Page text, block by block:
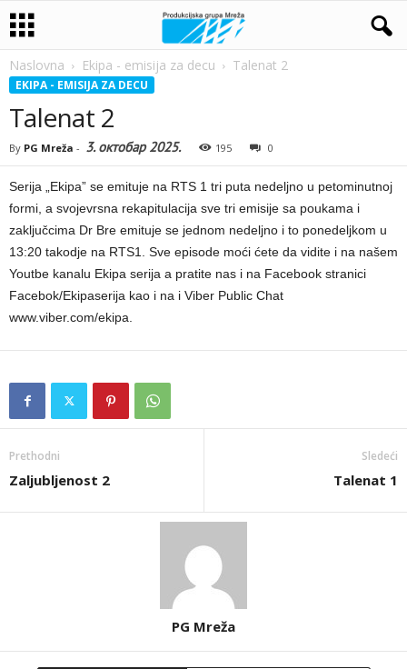
Naslovna Ekipa - emisija za decu Talenat 2
EKIPA - EMISIJA ZA DECU
Talenat 2
By PG Mreža - 3. октобар 2025. 195 0
Serija „Ekipa” se emituje na RTS 1 tri puta nedeljno u petominutnoj
formi, a svojevrsna rekapitulacija sve tri emisije sa poukama i
zaključcima Dr Bre emituje se jednom nedeljno i to ponedeljkom u
13:20 takodje na RTS1. Sve episode moći ćete da vidite i na našem
Youtbe kanalu Ekipa serija a pratite nas i na Facebook stranici
Facebok/Ekipaserija kao i na i Viber Public Chat
www.viber.com/ekipa.
Prethodni
Zaljubljenost 2
Sledeći
Talenat 1
PG Mreža